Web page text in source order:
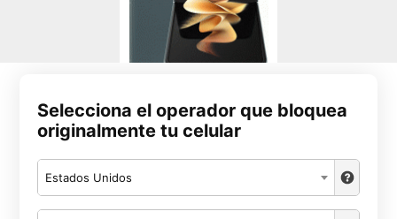
Selecciona el operador que bloquea
originalmente tu celular
Estados Unidos